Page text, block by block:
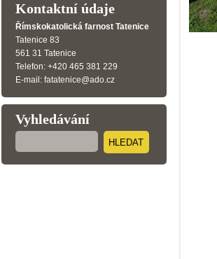
Kontaktní údaje
Římskokatolická farnost Tatenice
Tatenice 83
561 31 Tatenice
Telefon: +420 465 381 229
E-mail: fatatenice@ado.cz
Vyhledávání
HLEDAT